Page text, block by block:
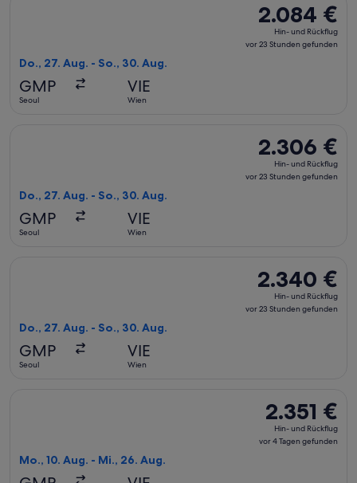
2.084 €
Hin-
und
2.084 €
Hin- und Rückflug
vor 23 Stunden gefunden
Do., 27. Aug. - So., 30. Aug.
GMP
Seoul
VIE
Wien
2.306 €
Hin-
und
2.306 €
Hin- und Rückflug
vor 23 Stunden gefunden
Do., 27. Aug. - So., 30. Aug.
GMP
Seoul
VIE
Wien
2.340 €
Hin-
und
2.340 €
Hin- und Rückflug
vor 23 Stunden gefunden
Do., 27. Aug. - So., 30. Aug.
GMP
Seoul
VIE
Wien
2.351 €
Hin-
und
2.351 €
Hin- und Rückflug
vor 4 Tagen gefunden
Mo., 10. Aug. - Mi., 26. Aug.